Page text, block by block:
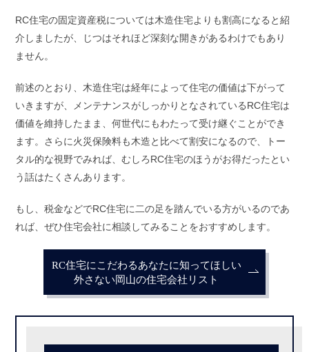
RC住宅の固定資産税については木造住宅よりも割高になると紹
介しましたが、じつはそれほど深刻な開きがあるわけでもあり
ません。
前述のとおり、木造住宅は経年によって住宅の価値は下がって
いきますが、メンテナンスがしっかりとなされているRC住宅は
価値を維持したまま、何世代にもわたって受け継ぐことができ
ます。さらに火災保険料も木造と比べて割安になるので、トー
タル的な視野でみれば、むしろRC住宅のほうがお得だったとい
う話はたくさんあります。
もし、税金などでRC住宅に二の足を踏んでいる方がいるのであ
れば、ぜひ住宅会社に相談してみることをおすすめします。
RC住宅にこだわるあなたに知ってほしい
外さない岡山の住宅会社リスト